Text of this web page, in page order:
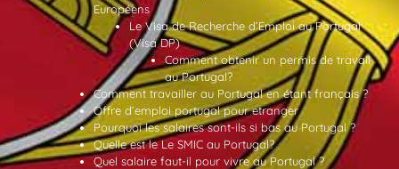
Européens
Le Visa de Recherche d’Emploi au Portugal
(Visa DP)
Comment obtenir un permis de travail
au Portugal?
Comment travailler au Portugal en étant français ?
Offre d’emploi portugal pour etranger
Pourquoi les salaires sont-ils si bas au Portugal ?
Quelle est le Le SMIC au Portugal?
Quel salaire faut-il pour vivre au Portugal ?